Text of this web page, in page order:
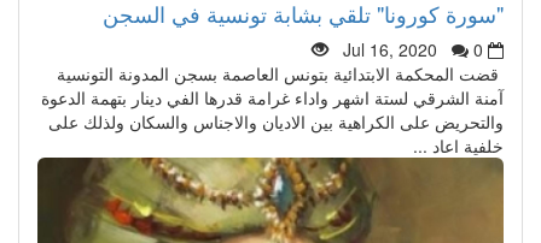
"سورة كورونا" تلقي بشابة تونسية في السجن
Jul 16, 2020
0
قضت المحكمة الابتدائية بتونس العاصمة بسجن المدونة التونسية
آمنة الشرقي لستة اشهر واداء غرامة قدرها الفي دينار بتهمة الدعوة
والتحريض على الكراهية بين الاديان والاجناس والسكان ولذلك على
خلفية اعاد ...